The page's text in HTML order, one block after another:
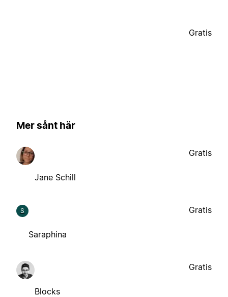
Gratis
Mer sånt här
Jane Schill
Gratis
S
Saraphina
Gratis
Blocks
Gratis